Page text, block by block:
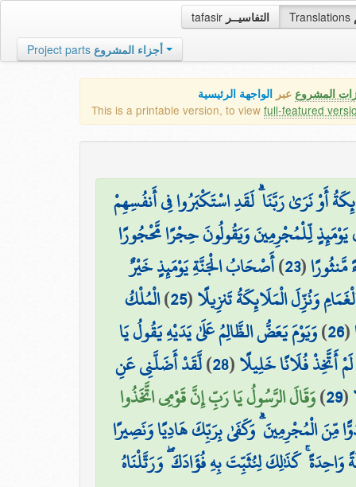
tafasir التفاسيــر Translations
Project parts أجزاء المشروع
المشروع عبر الواجهة الرئيسية
This is a printable version, to view full-featured
أَوْ نَرَىٰ رَبَّنَا ۗ لَقَدِ اسْتَكْبَرُوا فِي أَنفُسِهِمْ
لِّلْمُجْرِمِينَ وَيَقُولُونَ حِجْرًا مَّحْجُورًا
(
23
)أَصْحَابُ الْجَنَّةِ يَوْمَئِذٍ خَيْرٌ
وَنُزِّلَ الْمَلَائِكَةُ تَنزِيلًا(
25
)الْمُلْكُ
(
26
)وَيَوْمَ يَعَضُّ الظَّالِمُ عَلَىٰ يَدَيْهِ يَقُولُ يَا
أَتَّخِذْ فُلَانًا خَلِيلًا(
28
)لَّقَدْ أَضَلَّنِي عَنِ
(
29
)وَقَالَ الرَّسُولُ يَا رَبِّ إِنَّ قَوْمِي اتَّخَذُوا
مِّنَ الْمُجْرِمِينَ ۗ وَكَفَىٰ بِرَبِّكَ هَادِيًا وَنَصِيرًا
وَاحِدَةً ۚ كَذَٰلِكَ لِنُثَبِّتَ بِهِ فُؤَادَكَ ۖ وَرَتَّلْنَاهُ